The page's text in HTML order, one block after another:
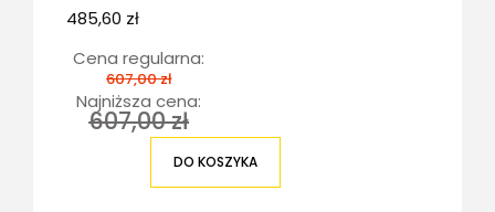
485,60 zł
Cena regularna:
607,00 zł
Najniższa cena:
607,00 zł
DO KOSZYKA